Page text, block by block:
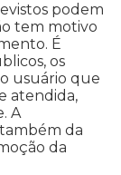
podem
tem motivo
É
os
usuário que
atendida,
A
da
da